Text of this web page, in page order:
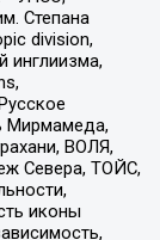
Степана
division,
инглиизма,
Мирмамеда,
ВОЛЯ,
Севера, ТОЙС,
иконы